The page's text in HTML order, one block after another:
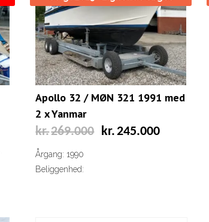
Apollo 32 / MØN 321 1991 med
2 x Yanmar
kr.269.000
Den
oprindelige
kr.245.000
Årgang: 1990
Beliggenhed: